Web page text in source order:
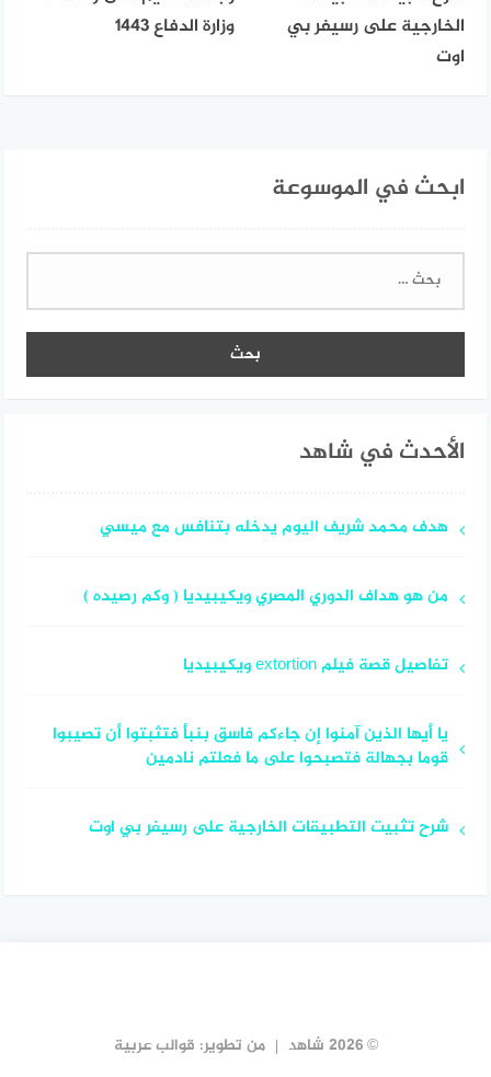
الخارجية على رسيفر بي
اوت
وزارة الدفاع 1443
ابحث في الموسوعة
البحث
الأحدث في شاهد
هدف محمد شريف اليوم يدخله بتنافس مع ميسي
من هو هداف الدوري المصري ويكيبيديا ( وكم رصيده )
تفاصيل قصة فيلم extortion ويكيبيديا
يا أيها الذين آمنوا إن جاءكم فاسق بنبأ فتثبتوا أن تصيبوا
قوما بجهالة فتصبحوا على ما فعلتم نادمين
شرح تثبيت التطبيقات الخارجية على رسيفر بي اوت
© 2026 شاهد من تطوير: قوالب عربية